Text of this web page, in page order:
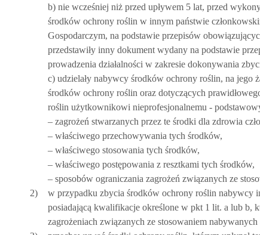
b) nie wcześniej niż przed upływem 5 lat, przed
środków ochrony roślin w innym państwie
Gospodarczym, na podstawie przepisów
przedstawiły inny dokument wydany na podstawie
prowadzenia działalności w zakresie dokonywania
c) udzielały nabywcy środków ochrony roślin, na jego
środków ochrony roślin oraz dotyczących
roślin użytkownikowi nieprofesjonalnemu -
– zagrożeń stwarzanych przez te środki dla zdrowia
– właściwego przechowywania tych środków,
– właściwego stosowania tych środków,
– właściwego postępowania z resztkami tych środków,
– sposobów ograniczania zagrożeń związanych ze
2)
w przypadku zbycia środków ochrony roślin nabywcy
posiadającą kwalifikacje określone w pkt 1 lit. a lub b,
zagrożeniach związanych ze stosowaniem